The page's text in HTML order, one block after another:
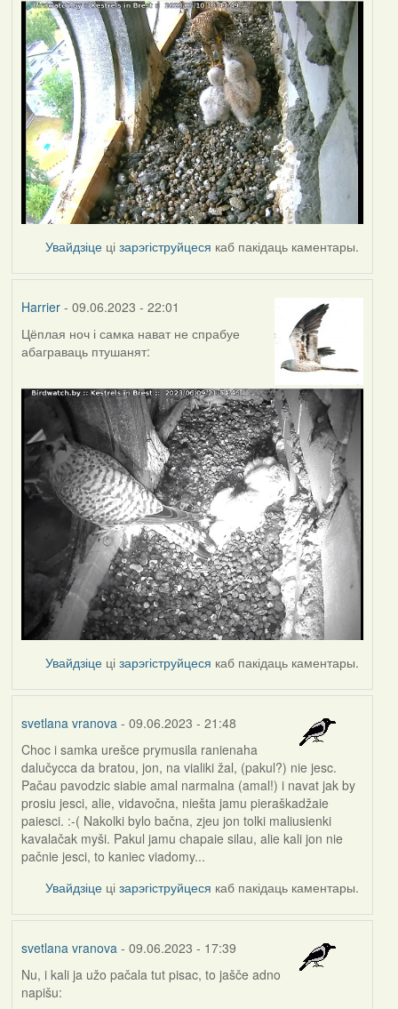
Увайдзіце цізарэгіструйцеся каб пакідаць каментары.
Harrier- 09.06.2023 - 22:01
Цёплая ноч і самка нават не спрабуе
абаграваць птушанят:
Увайдзіце цізарэгіструйцеся каб пакідаць каментары.
svetlana vranova- 09.06.2023 - 21:48
Choc i samka urešce prymusila ranienaha
dalučycca da bratou, jon, na vialiki žal, (pakul?) nie jesc.
Pačau pavodzic siabie amal narmalna (amal!) i navat jak by
prosiu jesci, alie, vidavočna, niešta jamu pieraškadžaie
paiesci. :-( Nakolki bylo bačna, zjeu jon tolki maliusienki
kavalačak myši. Pakul jamu chapaie silau, alie kali jon nie
pačnie jesci, to kaniec viadomy...
Увайдзіце цізарэгіструйцеся каб пакідаць каментары.
svetlana vranova- 09.06.2023 - 17:39
Nu, i kali ja užo pačala tut pisac, to jašče adno
napišu: